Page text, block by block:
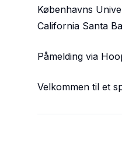
Københavns
California Santa
Påmelding via
Velkommen til et